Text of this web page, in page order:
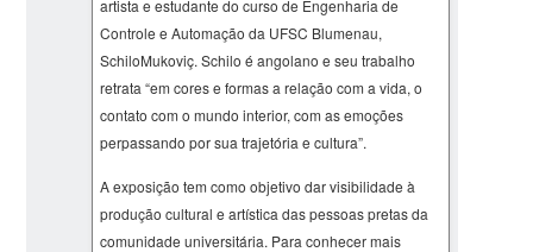
artista e estudante do curso de Engenharia de
Controle e Automação da UFSC Blumenau,
SchiloMukoviç. Schilo é angolano e seu trabalho
retrata “em cores e formas a relação com a vida, o
contato com o mundo interior, com as emoções
perpassando por sua trajetória e cultura”.
A exposição tem como objetivo dar visibilidade à
produção cultural e artística das pessoas pretas da
comunidade universitária. Para conhecer mais